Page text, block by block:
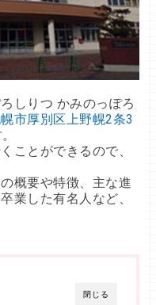
しりつ かみのっぽろ
市厚別区上野幌2条3
ことができるので、
概要や特徴、主な進
業した有名人など、
閉じる